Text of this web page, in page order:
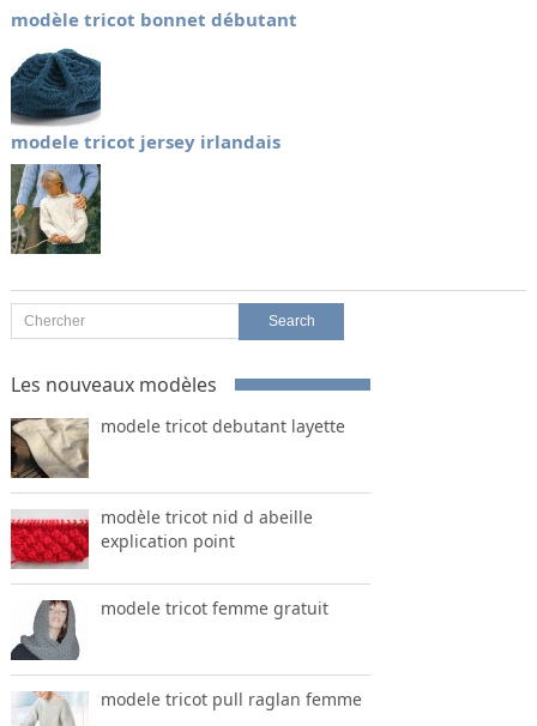
modèle tricot bonnet débutant
modele tricot jersey irlandais
Les nouveaux modèles
modele tricot debutant layette
modèle tricot nid d abeille
explication point
modele tricot femme gratuit
modele tricot pull raglan femme